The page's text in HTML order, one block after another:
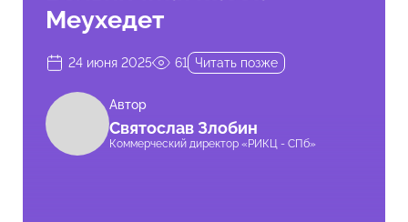
Меухедет
24 июня 2025 61 Читать позже
Автор
Святослав Злобин
Коммерческий директор «РИКЦ - СПб»